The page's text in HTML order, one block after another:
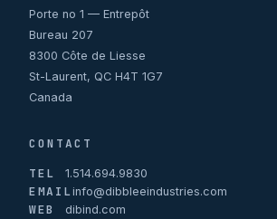
Porte no 1 — Entrepôt
Bureau 207
8300 Côte de Liesse
St-Laurent, QC H4T 1G7
Canada
CONTACT
TEL
1.514.694.9830
EMAILinfo@dibbleeindustries.com
WEB dibind.com